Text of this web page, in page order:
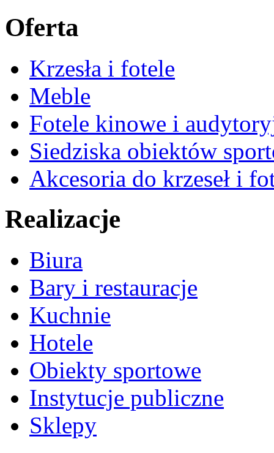
Oferta
Krzesła i fotele
Meble
Fotele kinowe i
Siedziska obiektów
Akcesoria do krzeseł i
Realizacje
Biura
Bary i restauracje
Kuchnie
Hotele
Obiekty sportowe
Instytucje publiczne
Sklepy